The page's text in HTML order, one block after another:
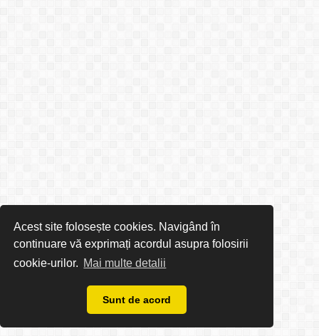
Acest site folosește cookies. Navigând în
continuare vă exprimați acordul asupra folosirii
cookie-urilor. Mai multe detalii
Sunt de acord